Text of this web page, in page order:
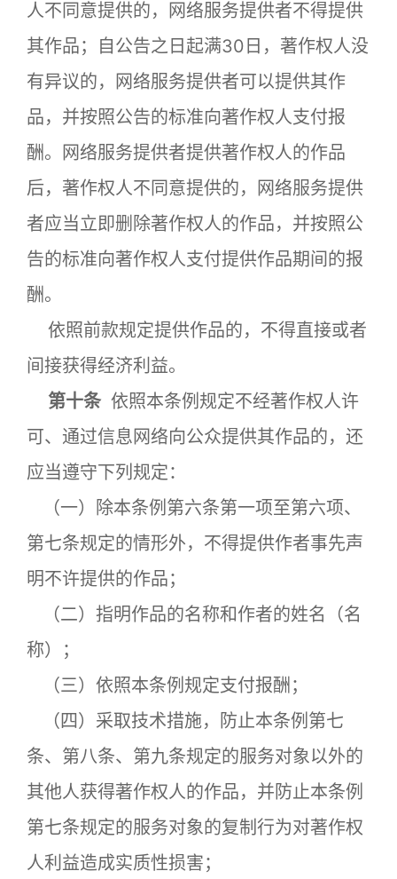
人不同意提供的，网络服务提供者不得提供
其作品；自公告之日起满30日，著作权人没
有异议的，网络服务提供者可以提供其作
品，并按照公告的标准向著作权人支付报
酬。网络服务提供者提供著作权人的作品
后，著作权人不同意提供的，网络服务提供
者应当立即删除著作权人的作品，并按照公
告的标准向著作权人支付提供作品期间的报
酬。
依照前款规定提供作品的，不得直接或者
间接获得经济利益。
第十条 依照本条例规定不经著作权人许
可、通过信息网络向公众提供其作品的，还
应当遵守下列规定：
（一）除本条例第六条第一项至第六项、
第七条规定的情形外，不得提供作者事先声
明不许提供的作品；
（二）指明作品的名称和作者的姓名（名
称）；
（三）依照本条例规定支付报酬；
（四）采取技术措施，防止本条例第七
条、第八条、第九条规定的服务对象以外的
其他人获得著作权人的作品，并防止本条例
第七条规定的服务对象的复制行为对著作权
人利益造成实质性损害；